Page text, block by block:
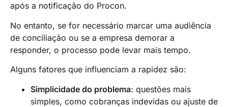
após a notificação do Procon.
No entanto, se for necessário marcar uma audiência
de conciliação ou se a empresa demorar a
responder, o processo pode levar mais tempo.
Alguns fatores que influenciam a rapidez são:
Simplicidade do problema: questões mais
simples, como cobranças indevidas ou ajuste de